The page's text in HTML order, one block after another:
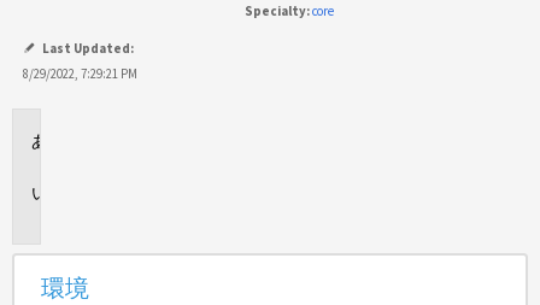
Specialty:core
Last Updated:
8/29/2022, 7:29:21 PM
環境